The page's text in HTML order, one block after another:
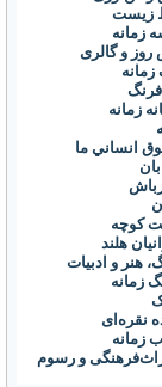
زیست
زمانه
و گالری
زمانه
زمانه
انساني ما
کوچه
هلند
هنر و ادبيات
زمانه
نقره‌ای
زمانه
و رسوم